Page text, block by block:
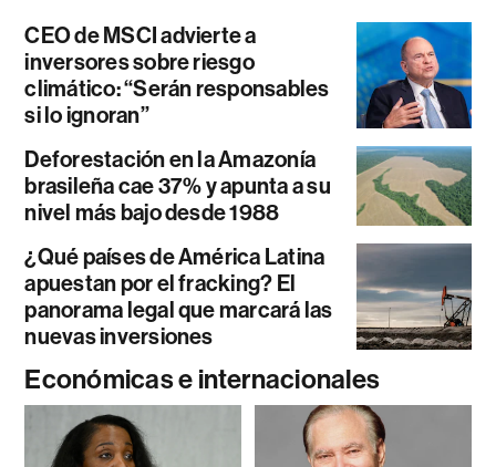
CEO de MSCI advierte a
inversores sobre riesgo
climático: “Serán responsables
si lo ignoran”
Deforestación en la Amazonía
brasileña cae 37% y apunta a su
nivel más bajo desde 1988
¿Qué países de América Latina
apuestan por el fracking? El
panorama legal que marcará las
nuevas inversiones
Económicas e internacionales